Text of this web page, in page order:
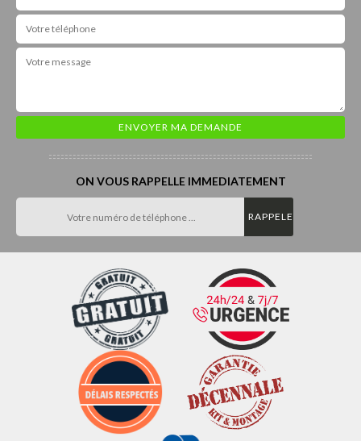
ON VOUS RAPPELLE IMMEDIATEMENT